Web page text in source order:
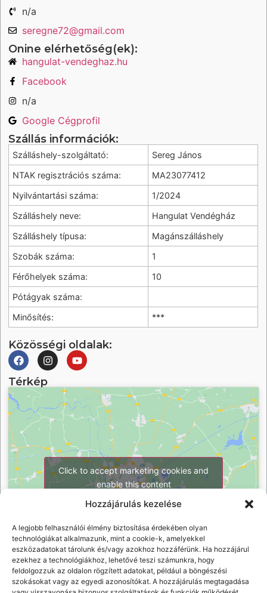
Hozzájárulás kezelése
A legjobb felhasználói élmény biztosítása érdekében olyan
technológiákat alkalmazunk, mint a cookie-k, amelyekkel
eszközadatokat tárolunk és/vagy azokhoz hozzáférünk. Ha hozzájárul
ezekhez a technológiákhoz, lehetővé teszi számunkra, hogy
feldolgozzuk az oldalon rögzített adatokat, például a böngészési
szokásokat vagy az egyedi azonosítókat. A hozzájárulás megtagadása
n/a
seregne72@gmail.com
Onine elérhetőség(ek):
hangulat-vendeghaz.hu
Facebook
n/a
Google Cégprofil
Szállás információk:
Szálláshely-szolgáltató:
Sereg János
NTAK regisztrációs száma:
MA23077412
Nyilvántartási száma:
1/2024
Szálláshely neve:
Hangulat Vendégház
Szálláshely típusa:
Magánszálláshely
Szobák száma:
1
Férőhelyek száma:
10
Pótágyak száma:
Minősítés:
***
Közösségi oldalak:
Térkép
Click to accept marketing cookies and
enable this content